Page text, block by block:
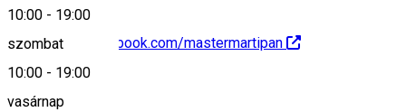
10:00 - 19:00
szombat
10:00 - 19:00
vasárnap
https://www.facebook.com/mastermartipan
Leírás